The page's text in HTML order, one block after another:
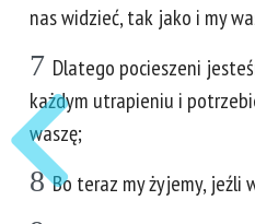
nas widzieć, tak jako i my
7 Dlatego pocieszeni
każdym utrapieniu i
waszę;
8 Bo teraz my żyjemy, jeźli